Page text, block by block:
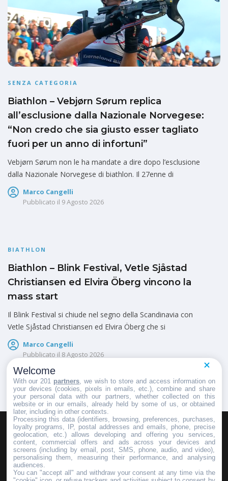
SENZA CATEGORIA
Biathlon – Vebjørn Sørum replica
all’esclusione dalla Nazionale Norvegese:
“Non credo che sia giusto esser tagliato
fuori per un anno di infortuni”
Vebjørn Sørum non le ha mandate a dire dopo l’esclusione
dalla Nazionale Norvegese di biathlon. Il 27enne di
Marco Cangelli
Pubblicato il 9 Agosto 2026
BIATHLON
Biathlon – Blink Festival, Vetle Sjåstad
Christiansen ed Elvira Öberg vincono la
mass start
Il Blink Festival si chiude nel segno della Scandinavia con
Vetle Sjåstad Christiansen ed Elvira Öberg che si
Marco Cangelli
Pubblicato il 8 Agosto 2026
HOMEPAGEREDAZIONEINVIA UN COMUNICATO STAMPA
PUBBLICITÀSCRIVI AL DIRETTORE
Welcome
With our 201 partners , we wish to store and access information on
your devices (cookies, pixels in emails, etc.), combine and share
your personal data with our partners, whether collected on this
website or in our emails, already held by some of us, or obtained
later, including in other contexts.
Processing this data (identifiers, browsing, preferences, purchases,
loyalty programs, IP, postal addresses and emails, phone, precise
geolocation, etc.) allows developing and offering you services,
content, commercial offers and ads across your devices and
screens (including by email, post, SMS, phone, audio, and video),
personalising them, measuring their performance, and analysing
audiences.
You can "accept all" and withdraw your consent at any time via the